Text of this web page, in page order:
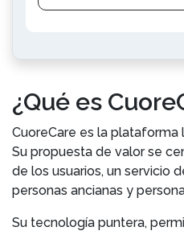
¿Qué es
CuoreCare es la
Su propuesta de valor se
de los usuarios, un servicio
personas ancianas y
Su tecnología puntera,